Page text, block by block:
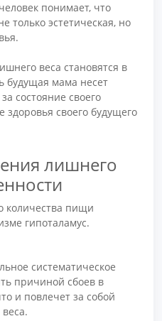
понимает, что
только эстетическая, но
веса становятся в
будущая мама несет
состояние своего
здоровья своего будущего
лишнего
количества пищи
гипоталамус.
систематическое
причиной сбоев в
и повлечет за собой